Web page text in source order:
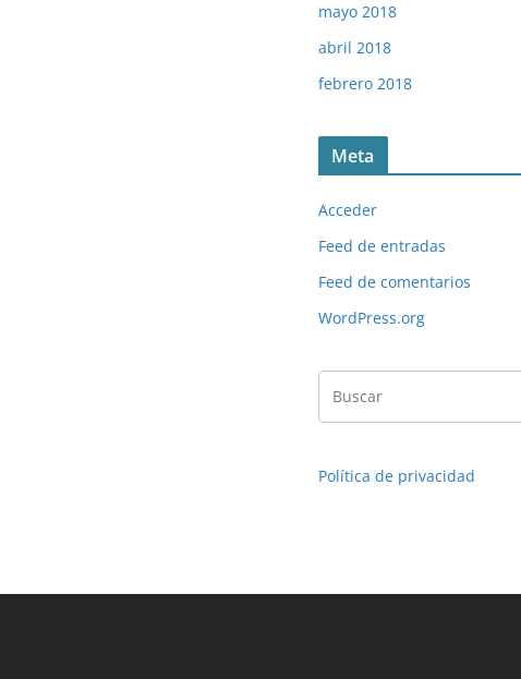
mayo 2018
abril 2018
febrero 2018
Meta
Acceder
Feed de entradas
Feed de comentarios
WordPress.org
Política de privacidad